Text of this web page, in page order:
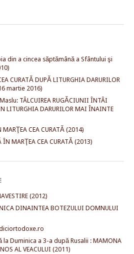
din a cincea săptămână a Sfântului şi
CURATĂ DUPĂ LITURGHIA DARURILOR
martie 2016)
TÂLCUIREA RUGĂCIUNII ÎNTÂI
LITURGHIA DARURILOR MAI ÎNAINTE
MARŢEA CEA CURATĂ (2014)
MARŢEA CEA CURATĂ (2013)
(2012)
DINAINTEA BOTEZULUI DOMNULUI
la Duminica a 3-a după Rusalii : MAMONA
AL VEACULUI (2011)